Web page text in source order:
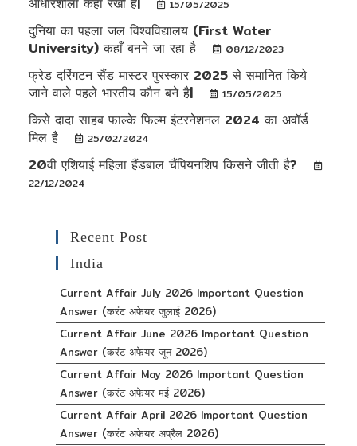
15/05/2025
दुनिया का पहला जल विश्वविद्यालय (First Water
University) कहाँ बनने जा रहा है
08/12/2023
फ्रेड दरिंगटन सैंड मास्टर पुरस्कार 2025 से समानित किये
जाने वाले पहले भारतीय कौन बने है|
15/05/2025
किसे दादा साहब फाल्के फिल्म इंटरनेशनल 2024 का अवॉर्ड
मिल है
25/02/2024
20वी एशियाई महिला हैंडबाल चैंपियनशिप किसने जीती है?
22/12/2024
Recent Post
India
Current Affair July 2026 Important Question
Answer (करंट अफेयर जुलाई 2026)
Current Affair June 2026 Important Question
Answer (करंट अफेयर जून 2026)
Current Affair May 2026 Important Question
Answer (करंट अफेयर मई 2026)
Current Affair April 2026 Important Question
Answer (करंट अफेयर अप्रैल 2026)